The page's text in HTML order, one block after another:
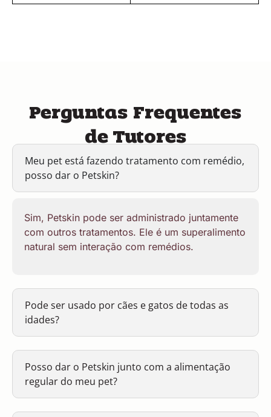
Perguntas Frequentes
de Tutores
Meu pet está fazendo tratamento com remédio,
posso dar o Petskin?
Sim, Petskin pode ser administrado juntamente
com outros tratamentos. Ele é um superalimento
natural sem interação com remédios.
Pode ser usado por cães e gatos de todas as
idades?
Posso dar o Petskin junto com a alimentação
regular do meu pet?